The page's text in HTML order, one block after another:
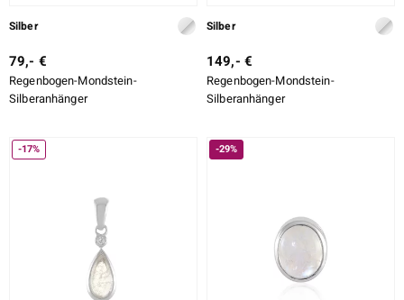
DE MELO
Silber
79,- €
Regenbogen-Mondstein-
Silberanhänger
Silber
149,- €
Regenbogen-Mondstein-
Silberanhänger
-17% -29%